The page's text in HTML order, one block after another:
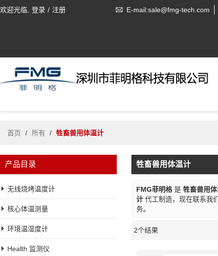
欢迎光临, 登录 / 注册 E-mail:sale@fmg-tech.com
首页 / 所有 / 牲畜兽用体温计
产品目录
无线烧烤温度计
核心体温测量
环境温湿度计
Health 监测仪
牲畜兽用体温计
FMG菲明格是 牲畜兽用
计 代工制造，现在联系我
务。
2个结果